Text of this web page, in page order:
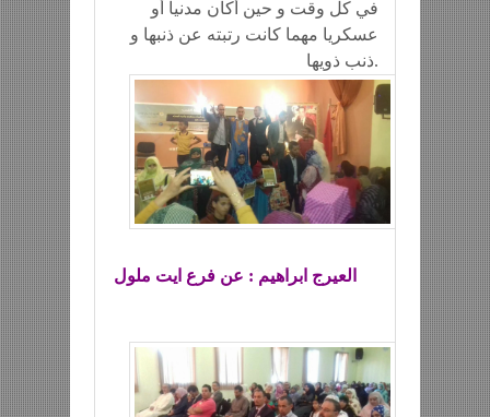
في كل وقت و حين أكان مدنيا أو
عسكريا مهما كانت رتبته عن ذنبها و
ذنب ذويها.